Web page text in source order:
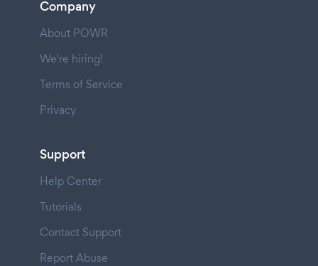
Company
About POWR
We're hiring!
Terms of Service
Privacy
Support
Help Center
Tutorials
Contact Support
Report Abuse